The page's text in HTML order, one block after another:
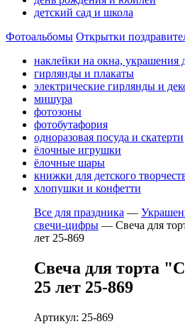
детский сад и школа
Фотоальбомы Открытки
наклейки на окна, украшения
гирлянды и плакаты
электрические гирлянды и
мишура
фотозоны
фотобутафория
одноразовая посуда и скатерти
ёлочные игрушки
ёлочные шары
книжки для детского
хлопушки и конфетти
Все для праздника —
свечи-цифры — Свеча для
лет 25-869
Свеча для торта
25 лет 25-869
Артикул: 25-869